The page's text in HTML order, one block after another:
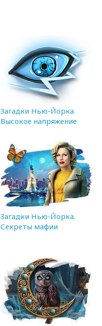
Загадки Нью-Йорка.
Высокое напряжение
Загадки Нью-Йорка.
Секреты мафии